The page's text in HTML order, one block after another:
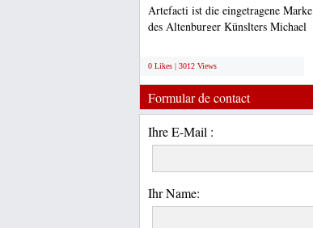
Artefacti ist die eingetragene Marke
des Altenburger Künslters Michael
0 Likes | 3012 Views
Formular de contact
Ihre E-Mail :
Ihr Name: